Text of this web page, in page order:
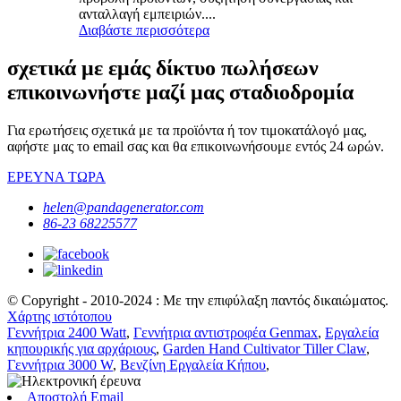
ανταλλαγή εμπειριών....
Διαβάστε περισσότερα
σχετικά με εμάς δίκτυο πωλήσεων
επικοινωνήστε μαζί μας σταδιοδρομία
Για ερωτήσεις σχετικά με τα προϊόντα ή τον τιμοκατάλογό μας,
αφήστε μας το email σας και θα επικοινωνήσουμε εντός 24 ωρών.
ΕΡΕΥΝΑ ΤΩΡΑ
helen@pandagenerator.com
86-23 68225577
© Copyright - 2010-2024 : Με την επιφύλαξη παντός δικαιώματος.
Χάρτης ιστότοπου
Γεννήτρια 2400 Watt, Γεννήτρια αντιστροφέα Genmax, Εργαλεία
κηπουρικής για αρχάριους, Garden Hand Cultivator Tiller Claw,
Γεννήτρια 3000 W, Βενζίνη Εργαλεία Κήπου,
Αποστολή Email